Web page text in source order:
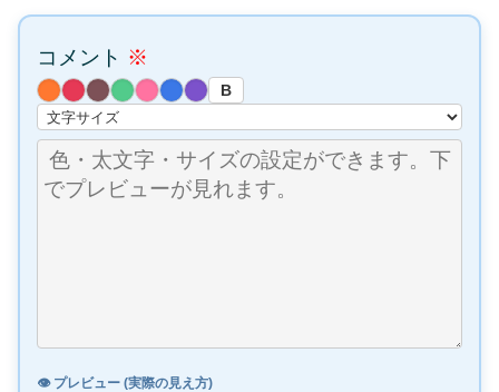
コメント ※
B
👁️ プレビュー (実際の見え方)